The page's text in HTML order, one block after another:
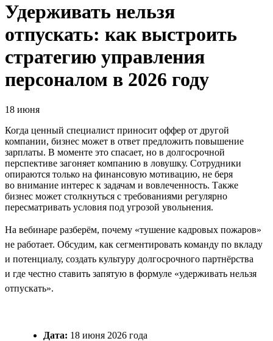
Удерживать нельзя
отпускать: как выстроить
стратегию управления
персоналом в 2026 году
18 июня
Когда ценный специалист приносит оффер от другой
компании, бизнес может в ответ предложить повышение
зарплаты. В моменте это спасает, но в долгосрочной
перспективе загоняет компанию в ловушку. Сотрудники
опираются только на финансовую мотивацию, не беря
во внимание интерес к задачам и вовлеченность. Также
бизнес может столкнуться с требованиями регулярно
пересматривать условия под угрозой увольнения.
На вебинаре разберём, почему «тушение кадровых пожаров»
не работает. Обсудим, как сегментировать команду по вкладу
и потенциалу, создать культуру долгосрочного партнёрства
и где честно ставить запятую в формуле «удерживать нельзя
отпускать».
Дата: 18 июня 2026 года